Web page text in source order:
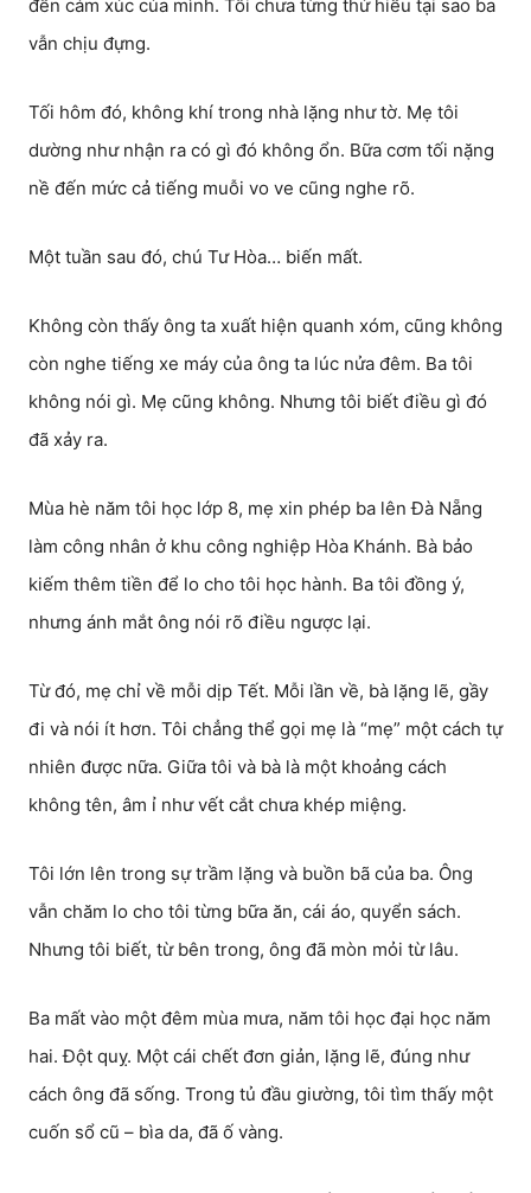
đến cảm xúc của mình. Tôi chưa từng thử hiểu tại sao ba
vẫn chịu đựng.
Tối hôm đó, không khí trong nhà lặng như tờ. Mẹ tôi
dường như nhận ra có gì đó không ổn. Bữa cơm tối nặng
nề đến mức cả tiếng muỗi vo ve cũng nghe rõ.
Một tuần sau đó, chú Tư Hòa… biến mất.
Không còn thấy ông ta xuất hiện quanh xóm, cũng không
còn nghe tiếng xe máy của ông ta lúc nửa đêm. Ba tôi
không nói gì. Mẹ cũng không. Nhưng tôi biết điều gì đó
đã xảy ra.
Mùa hè năm tôi học lớp 8, mẹ xin phép ba lên Đà Nẵng
làm công nhân ở khu công nghiệp Hòa Khánh. Bà bảo
kiếm thêm tiền để lo cho tôi học hành. Ba tôi đồng ý,
nhưng ánh mắt ông nói rõ điều ngược lại.
Từ đó, mẹ chỉ về mỗi dịp Tết. Mỗi lần về, bà lặng lẽ, gầy
đi và nói ít hơn. Tôi chẳng thể gọi mẹ là “mẹ” một cách tự
nhiên được nữa. Giữa tôi và bà là một khoảng cách
không tên, âm ỉ như vết cắt chưa khép miệng.
Tôi lớn lên trong sự trầm lặng và buồn bã của ba. Ông
vẫn chăm lo cho tôi từng bữa ăn, cái áo, quyển sách.
Nhưng tôi biết, từ bên trong, ông đã mòn mỏi từ lâu.
Ba mất vào một đêm mùa mưa, năm tôi học đại học năm
hai. Đột quỵ. Một cái chết đơn giản, lặng lẽ, đúng như
cách ông đã sống. Trong tủ đầu giường, tôi tìm thấy một
cuốn sổ cũ – bìa da, đã ố vàng.